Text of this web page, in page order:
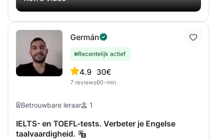
woordenschatbladen, leesbegripsoefeningen, schriftelijke
en mondelinge expressieactiviteiten, enz. ✨ Klaar om je
Engels te transformeren? Begin nu!
Germán
Recentelijk actief
4.9
7 reviews
30€
60-min
Betrouwbare leraar 1
IELTS- en TOEFL-tests. Verbeter je Engelse
taalvaardigheid.